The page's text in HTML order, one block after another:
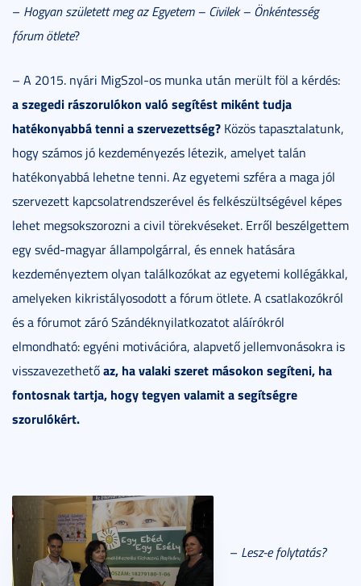
– Hogyan született meg az Egyetem – Civilek – Önkéntesség
fórum ötlete?
– A 2015. nyári MigSzol-os munka után merült föl a kérdés:
a szegedi rászorulókon való segítést miként tudja
hatékonyabbá tenni a szervezettség? Közös tapasztalatunk,
hogy számos jó kezdeményezés létezik, amelyet talán
hatékonyabbá lehetne tenni. Az egyetemi szféra a maga jól
szervezett kapcsolatrendszerével és felkészültségével képes
lehet megsokszorozni a civil törekvéseket. Erről beszélgettem
egy svéd-magyar állampolgárral, és ennek hatására
kezdeményeztem olyan találkozókat az egyetemi kollégákkal,
amelyeken kikristályosodott a fórum ötlete. A csatlakozókról
és a fórumot záró Szándéknyilatkozatot aláírókról
elmondható: egyéni motivációra, alapvető jellemvonásokra is
visszavezethetőaz, ha valaki szeret másokon segíteni, ha
fontosnak tartja, hogy tegyen valamit a segítségre
szorulókért.
– Lesz-e folytatás?